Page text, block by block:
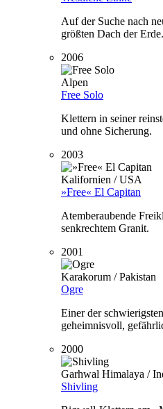
Auf der Suche nach
größten Dach der Erde.
2006
Alpen
Free Solo
Klettern in seiner
und ohne Sicherung.
2003
Kalifornien / USA
»Free« El Capitan
Atemberaubende
senkrechtem Granit.
2001
Karakorum / Pakistan
Ogre
Einer der
geheimnisvoll,
2000
Garhwal Himalaya /
Shivling